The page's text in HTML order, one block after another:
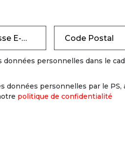
Adresse E-mail Code Postal
données personnelles dans le
données personnelles par le
politique de confidentialité